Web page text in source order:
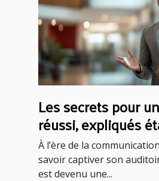
Les secrets pour
réussi, expliqués
étape
À l’ère de la
savoir captiver son
est devenu une...